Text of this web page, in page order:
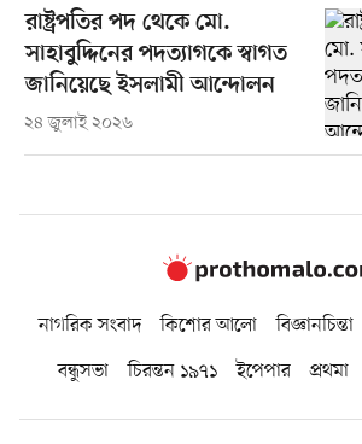
রাষ্ট্রপতির পদ থেকে মো.
সাহাবুদ্দিনের পদত্যাগকে স্বাগত
জানিয়েছে ইসলামী আন্দোলন
২৪ জুলাই ২০২৬
নাগরিক সংবাদ কিশোর আলো বিজ্ঞানচিন্তা
বন্ধুসভা
চিরন্তন ১৯৭১ ইপেপার প্রথমা